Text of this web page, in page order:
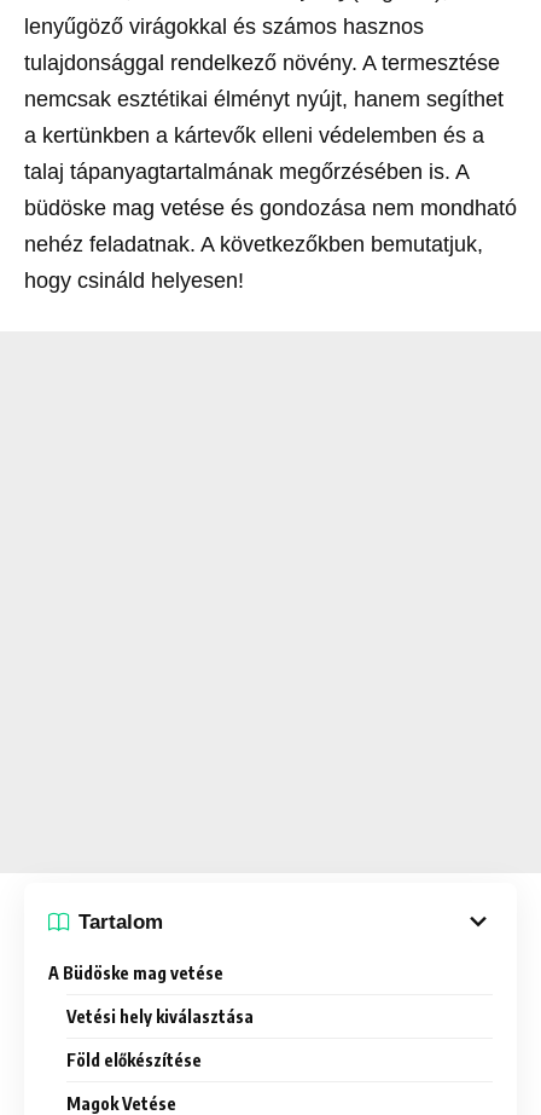
lenyűgöző virágokkal és számos hasznos
tulajdonsággal rendelkező növény. A termesztése
nemcsak esztétikai élményt nyújt, hanem segíthet
a kertünkben a kártevők elleni védelemben és a
talaj tápanyagtartalmának megőrzésében is. A
büdöske mag vetése és gondozása nem mondható
nehéz feladatnak. A következőkben bemutatjuk,
hogy csináld helyesen!
Tartalom
A Büdöske mag vetése
Vetési hely kiválasztása
Föld előkészítése
Magok Vetése